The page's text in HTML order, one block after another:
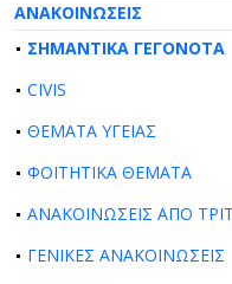
ΑΝΑΚΟΙΝΩΣΕΙΣ
ΣΗΜΑΝΤΙΚΑ ΓΕΓΟΝΟΤΑ
CIVIS
ΘΕΜΑΤΑ ΥΓΕΙΑΣ
ΦΟΙΤΗΤΙΚΑ ΘΕΜΑΤΑ
ΑΝΑΚΟΙΝΩΣΕΙΣ ΑΠΟ
ΓΕΝΙΚΕΣ ΑΝΑΚΟΙΝΩΣΕΙΣ